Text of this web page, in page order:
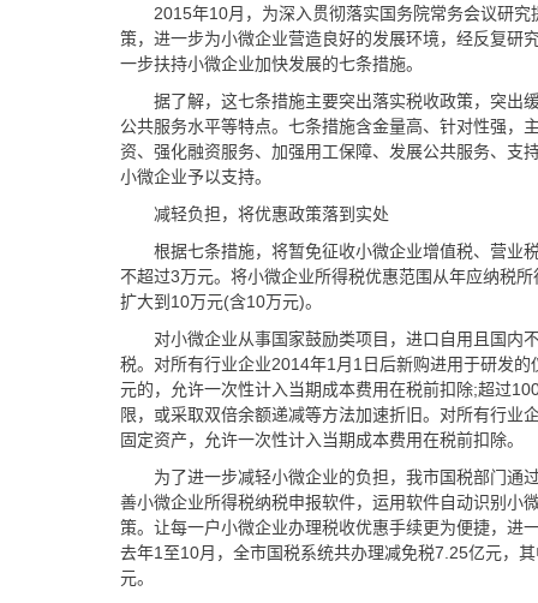
2015年10月，为深入贯彻落实国务院常务会议研
策，进一步为小微企业营造良好的发展环境，经反复研
一步扶持小微企业加快发展的七条措施。
据了解，这七条措施主要突出落实税收政策，突出
公共服务水平等特点。七条措施含金量高、针对性强，
资、强化融资服务、加强用工保障、发展公共服务、支
小微企业予以支持。
减轻负担，将优惠政策落到实处
根据七条措施，将暂免征收小微企业增值税、营业
不超过3万元。将小微企业所得税优惠范围从年应纳税
扩大到10万元(含10万元)。
对小微企业从事国家鼓励类项目，进口自用且国内
税。对所有行业企业2014年1月1日后新购进用于研发
元的，允许一次性计入当期成本费用在税前扣除;超过
限，或采取双倍余额递减等方法加速折旧。对所有行业
固定资产，允许一次性计入当期成本费用在税前扣除。
为了进一步减轻小微企业的负担，我市国税部门通
善小微企业所得税纳税申报软件，运用软件自动识别小
策。让每一户小微企业办理税收优惠手续更为便捷，进
去年1至10月，全市国税系统共办理减免税7.25亿元，
元。